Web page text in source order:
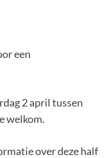
een
2 april tussen
welkom.
over deze half